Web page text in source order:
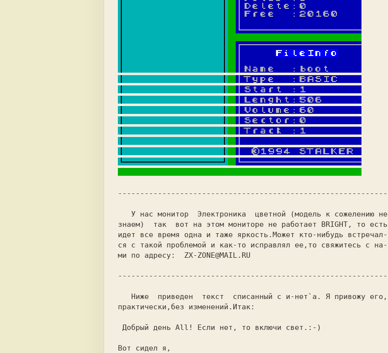
знаем)  так  вот на этом мониторе не работает BRIGHT, то есть
идет все время одна и таже яркость.Может кто-нибудь встречал-
ся с такой проблемой и как-то исправлял ее,то свяжитесь с на-
ми по адресу:
ZX-ZONE@MAIL.RU
практически,без изменений.Итак:
Добрый день All! Если нет, то включи свет.:-)
Вот сидел я,